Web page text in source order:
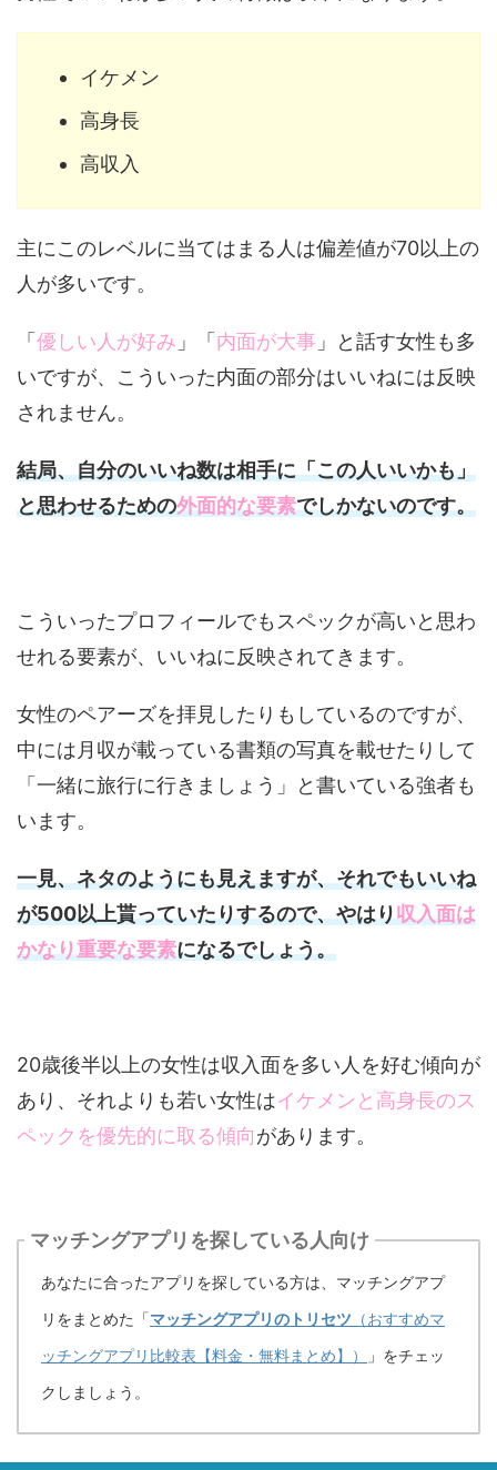
イケメン
高身長
高収入
主にこのレベルに当てはまる人は偏差値が70以上の
人が多いです。
「 優しい人が好み 」「 内面が大事 」と話す女性も多
いですが、こういった内面の部分はいいねには反映
されません。
結局、自分のいいね数は相手に「この人いいかも」
と思わせるための外面的な要素でしかないのです。
こういったプロフィールでもスペックが高いと思わ
せれる要素が、いいねに反映されてきます。
女性のペアーズを拝見したりもしているのですが、
中には月収が載っている書類の写真を載せたりして
「一緒に旅行に行きましょう」と書いている強者も
います。
一見、ネタのようにも見えますが、それでもいいね
が500以上貰っていたりするので、やはり収入面は
かなり重要な要素になるでしょう。
20歳後半以上の女性は収入面を多い人を好む傾向が
あり、それよりも若い女性はイケメンと高身長のス
ペックを優先的に取る傾向があります。
マッチングアプリを探している人向け
あなたに合ったアプリを探している方は、マッチングアプ
リをまとめた「マッチングアプリのトリセツ （おすすめマ
ッチングアプリ比較表【料金・無料まとめ】）
」をチェッ
クしましょう。